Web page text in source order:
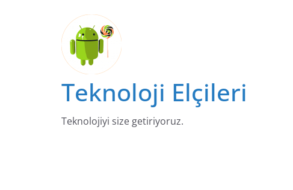
Teknoloji Elçileri
Teknolojiyi size getiriyoruz.